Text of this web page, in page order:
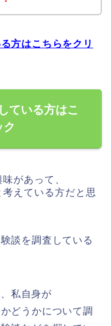
方はこちらをクリ
ている方はこ
ク
があって、
えている方だと思
談を調査している
私自身が
どうかについて調